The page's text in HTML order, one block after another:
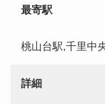
最寄駅
桃山台駅,千里中
詳細